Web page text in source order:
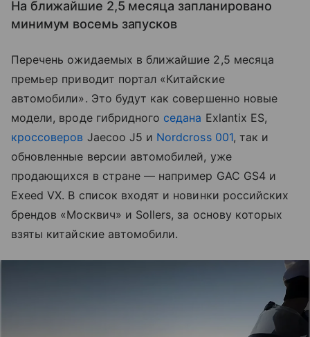
На ближайшие 2,5 месяца запланировано
минимум восемь запусков
Перечень ожидаемых в ближайшие 2,5 месяца
премьер приводит портал «Китайские
автомобили». Это будут как совершенно новые
модели, вроде гибридного седана Exlantix ES,
кроссоверов Jaecoo J5 и Nordcross 001, так и
обновленные версии автомобилей, уже
продающихся в стране — например GAC GS4 и
Exeed VX. В список входят и новинки российских
брендов «Москвич» и Sollers, за основу которых
взяты китайские автомобили.